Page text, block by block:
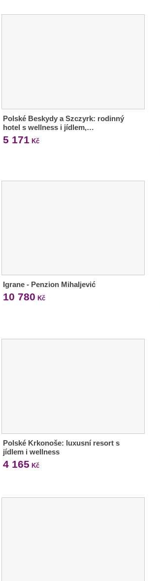
Polské Beskydy a Szczyrk: rodinný
hotel s wellness i jídlem,…
5 171 Kč
Igrane - Penzion Mihaljević
10 780 Kč
Polské Krkonoše: luxusní resort s
jídlem i wellness
4 165 Kč